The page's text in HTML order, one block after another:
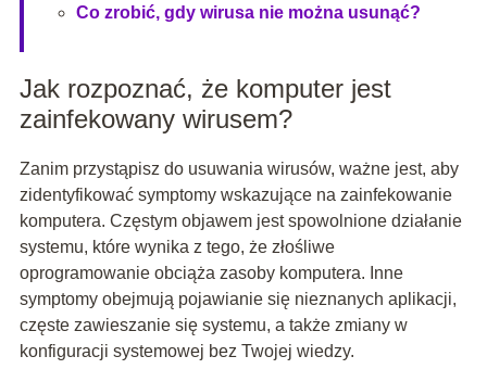
Co zrobić, gdy wirusa nie można usunąć?
Jak rozpoznać, że komputer jest
zainfekowany wirusem?
Zanim przystąpisz do usuwania wirusów, ważne jest, aby
zidentyfikować symptomy wskazujące na zainfekowanie
komputera. Częstym objawem jest spowolnione działanie
systemu, które wynika z tego, że złośliwe
oprogramowanie obciąża zasoby komputera. Inne
symptomy obejmują pojawianie się nieznanych aplikacji,
częste zawieszanie się systemu, a także zmiany w
konfiguracji systemowej bez Twojej wiedzy.